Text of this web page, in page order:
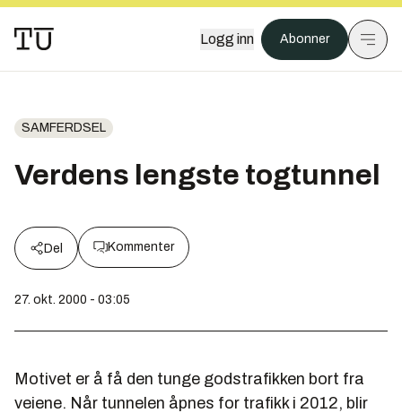
Logg inn Abonner
SAMFERDSEL
Verdens lengste togtunnel
Del Kommenter
27. okt. 2000 - 03:05
Motivet er å få den tunge godstrafikken bort fra
veiene. Når tunnelen åpnes for trafikk i 2012, blir